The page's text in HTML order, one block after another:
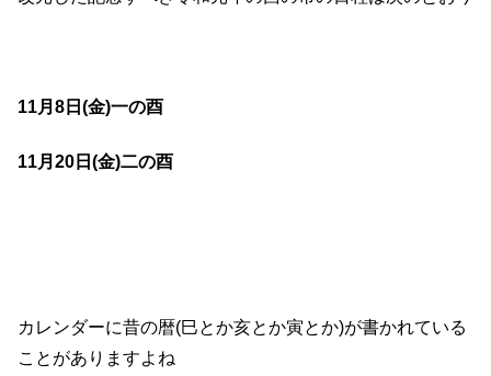
11月 8 日 (金)一の酉
11月 20 日 (金)二の酉
カレンダーに昔の暦(巳とか亥とか寅とか)が書かれている
ことがありますよね